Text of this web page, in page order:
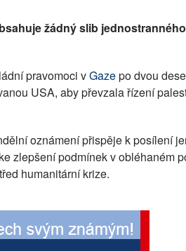
žádný slib
pravomoci vGazepo dvou
USA, aby převzala řízení
oznámení přispěje k posílení
zlepšení podmínek v obléhaném
humanitární krize.